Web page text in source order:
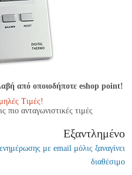
από οποιοδήποτε eshop point!
Τιμές!
πιο ανταγωνιστικές τιμές
Εξαντλημένο
με email μόλις ξαναγίνει
διαθέσιμο